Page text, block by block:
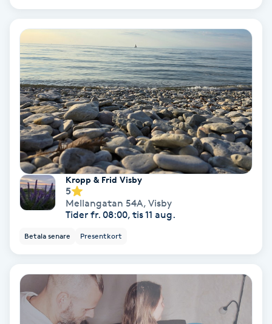
BIAB
Blowout
Bottenfärg
Brynformning
Brynfärgning
Brynplockning
Bröllopsuppsättning
Celluliter
Coachning
Kropp & Frid Visby
5
Mellangatan 54A, Visby
Tider fr. 08:00, tis 11 aug.
Betala senare Presentkort